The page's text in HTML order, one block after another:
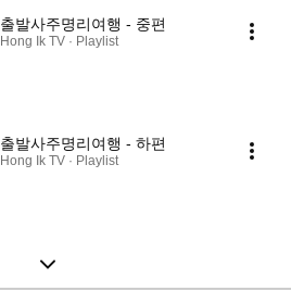
출발사주명리여행 - 중편
Hong Ik TV · Playlist
출발사주명리여행 - 하편
Hong Ik TV · Playlist